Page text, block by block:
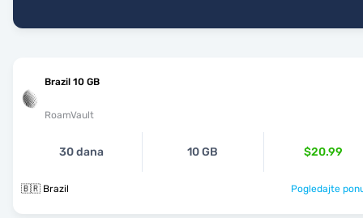
Brazil 10 GB
RoamVault
30 dana 10 GB $20.99
🇧🇷 Brazil Pogledajte